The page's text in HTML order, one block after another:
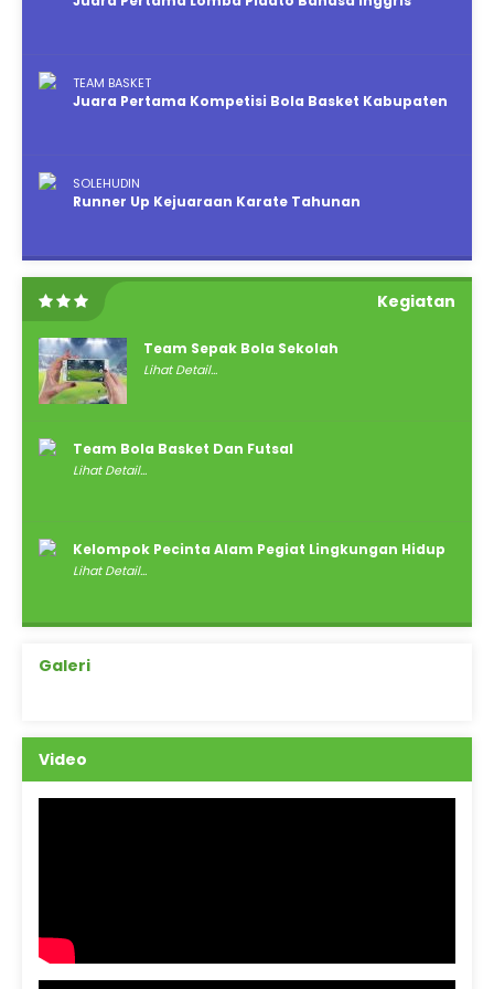
TEAM BASKET
Juara Pertama Kompetisi Bola Basket Kabupaten
SOLEHUDIN
Runner Up Kejuaraan Karate Tahunan
Kegiatan
Team Sepak Bola Sekolah
Lihat Detail...
Team Bola Basket Dan Futsal
Lihat Detail...
Kelompok Pecinta Alam Pegiat Lingkungan Hidup
Lihat Detail...
Galeri
Video